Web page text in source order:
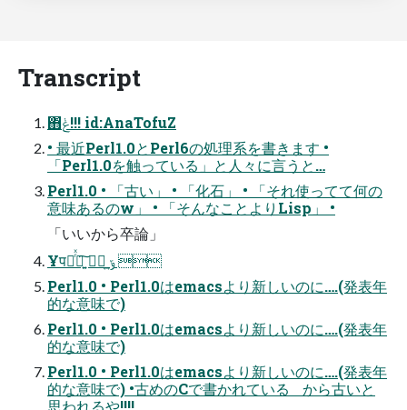
Transcript
΋͏ݟͨ!!! id:AnaTofuZ
• 最近Perl1.0とPerl6の処理系を書きます •
「Perl1.0を触っている」と人々に言うと…
Perl1.0 • 「古い」 • 「化石」 • 「それ使ってて何の
意味あるのw」 • 「そんなことよりLisp」 •
「いいから卒論」
Ұपճͬͯ৽͍͠  ݹ͍ 
Perl1.0 • Perl1.0はemacsより新しいのに….(発表年
的な意味で)
Perl1.0 • Perl1.0はemacsより新しいのに….(発表年
的な意味で)
Perl1.0 • Perl1.0はemacsより新しいのに….(発表年
的な意味で) •古めのCで書かれている から古いと
思われるや!!!!